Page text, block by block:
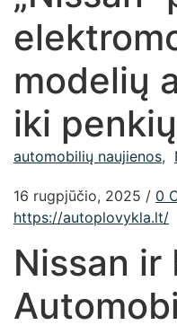
modelių
iki penkių
automobilių naujienos,
16 rugpjūčio, 2025 / 0
https://autoplovykla.lt/
Nissan ir